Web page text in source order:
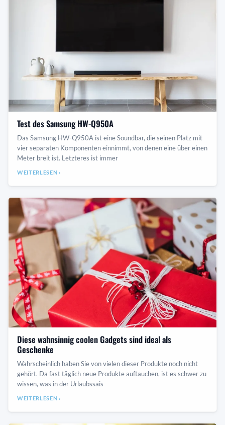
Test des Samsung HW-Q950A
Das Samsung HW-Q950A ist eine Soundbar, die seinen Platz mit
vier separaten Komponenten einnimmt, von denen eine über einen
Meter breit ist. Letzteres ist immer
WEITERLESEN ›
Diese wahnsinnig coolen Gadgets sind ideal als
Geschenke
Wahrscheinlich haben Sie von vielen dieser Produkte noch nicht
gehört. Da fast täglich neue Produkte auftauchen, ist es schwer zu
wissen, was in der Urlaubssais
WEITERLESEN ›